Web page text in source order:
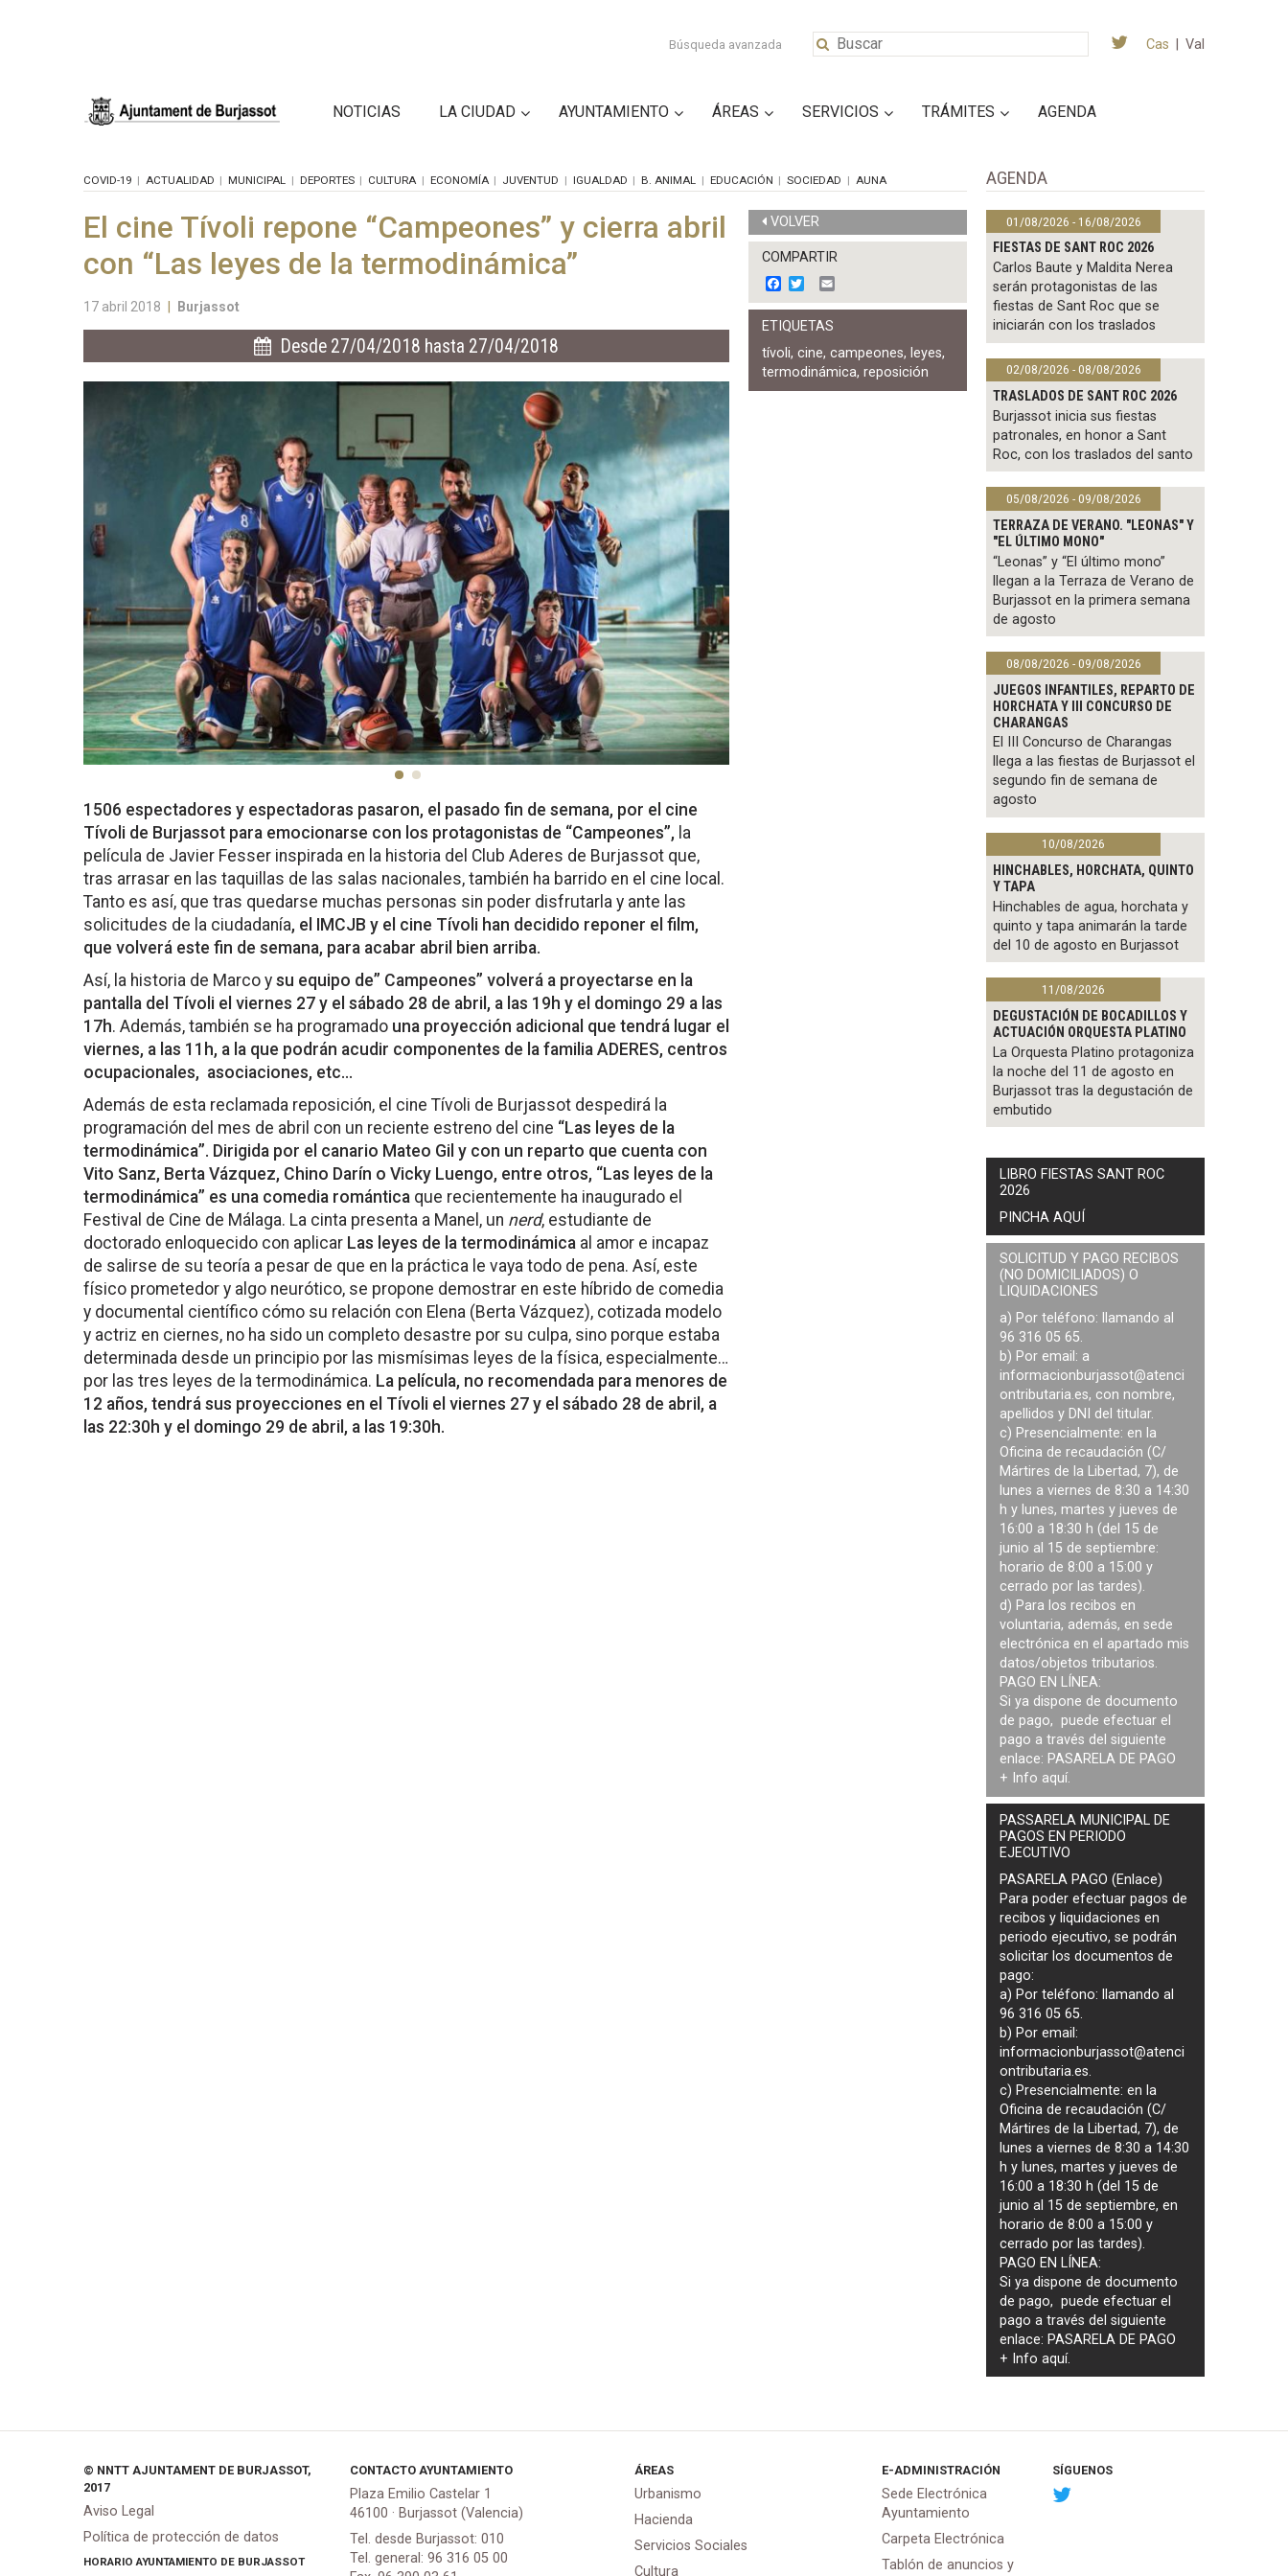
Búsqueda avanzada Cas Val
NOTICIAS LA CIUDAD AYUNTAMIENTO ÁREAS SERVICIOS TRÁMITES AGENDA
COVID-19 ACTUALIDAD MUNICIPAL DEPORTES CULTURA ECONOMÍA JUVENTUD IGUALDAD B. ANIMAL EDUCACIÓN SOCIEDAD AUNA
El cine Tívoli repone “Campeones” y cierra abril
con “Las leyes de la termodinámica”
17 abril 2018 Burjassot
Desde 27/04/2018 hasta 27/04/2018
1506 espectadores y espectadoras pasaron, el pasado fin de semana, por el cine
Tívoli de Burjassot para emocionarse con los protagonistas de “Campeones”, la
película de Javier Fesser inspirada en la historia del Club Aderes de Burjassot que,
tras arrasar en las taquillas de las salas nacionales, también ha barrido en el cine local.
Tanto es así, que tras quedarse muchas personas sin poder disfrutarla y ante las
solicitudes de la ciudadanía, el IMCJB y el cine Tívoli han decidido reponer el film,
que volverá este fin de semana, para acabar abril bien arriba.
Así, la historia de Marco y su equipo de” Campeones” volverá a proyectarse en la
pantalla del Tívoli el viernes 27 y el sábado 28 de abril, a las 19h y el domingo 29 a las
17h. Además, también se ha programado una proyección adicional que tendrá lugar el
viernes, a las 11h, a la que podrán acudir componentes de la familia ADERES, centros
ocupacionales, asociaciones, etc…
Además de esta reclamada reposición, el cine Tívoli de Burjassot despedirá la
programación del mes de abril con un reciente estreno del cine “Las leyes de la
termodinámica”. Dirigida por el canario Mateo Gil y con un reparto que cuenta con
Vito Sanz, Berta Vázquez, Chino Darín o Vicky Luengo, entre otros, “Las leyes de la
termodinámica” es una comedia romántica que recientemente ha inaugurado el
Festival de Cine de Málaga. La cinta presenta a Manel, un nerd, estudiante de
doctorado enloquecido con aplicar Las leyes de la termodinámica al amor e incapaz
de salirse de su teoría a pesar de que en la práctica le vaya todo de pena. Así, este
físico prometedor y algo neurótico, se propone demostrar en este híbrido de comedia
y documental científico cómo su relación con Elena (Berta Vázquez), cotizada modelo
y actriz en ciernes, no ha sido un completo desastre por su culpa, sino porque estaba
determinada desde un principio por las mismísimas leyes de la física, especialmente…
por las tres leyes de la termodinámica. La película, no recomendada para menores de
12 años, tendrá sus proyecciones en el Tívoli el viernes 27 y el sábado 28 de abril, a
las 22:30h y el domingo 29 de abril, a las 19:30h.
VOLVER
COMPARTIR
F
a
c
e
b
o
o
k
w
i
t
t
e
r
m
a
ETIQUETAS
tívoli,cine,campeones, leyes,
termodinámica,reposición
AGENDA
01/08/2026 - 16/08/2026
FIESTAS DE SANT ROC 2026
Carlos Baute y Maldita Nerea
serán protagonistas de las
fiestas de Sant Roc que se
iniciarán con los traslados
02/08/2026 - 08/08/2026
TRASLADOS DE SANT ROC 2026
Burjassot inicia sus fiestas
patronales, en honor a Sant
Roc, con los traslados del santo
05/08/2026 - 09/08/2026
TERRAZA DE VERANO. "LEONAS" Y
"EL ÚLTIMO MONO"
“Leonas” y “El último mono”
llegan a la Terraza de Verano de
Burjassot en la primera semana
de agosto
08/08/2026 - 09/08/2026
JUEGOS INFANTILES, REPARTO DE
HORCHATA Y III CONCURSO DE
CHARANGAS
El III Concurso de Charangas
llega a las fiestas de Burjassot el
segundo fin de semana de
agosto
10/08/2026
HINCHABLES, HORCHATA, QUINTO
Y TAPA
Hinchables de agua, horchata y
quinto y tapa animarán la tarde
del 10 de agosto en Burjassot
11/08/2026
DEGUSTACIÓN DE BOCADILLOS Y
ACTUACIÓN ORQUESTA PLATINO
La Orquesta Platino protagoniza
la noche del 11 de agosto en
Burjassot tras la degustación de
embutido
LIBRO FIESTAS SANT ROC
2026
PINCHA AQUÍ
SOLICITUD Y PAGO RECIBOS
(NO DOMICILIADOS) O
LIQUIDACIONES
a) Por teléfono: llamando al
96 316 05 65.
b) Por email: a
informacionburjassot@atenci
ontributaria.es, con nombre,
apellidos y DNI del titular.
c) Presencialmente: en la
Oficina de recaudación (C/
Mártires de la Libertad, 7), de
lunes a viernes de 8:30 a 14:30
h y lunes, martes y jueves de
16:00 a 18:30 h (del 15 de
junio al 15 de septiembre:
horario de 8:00 a 15:00 y
cerrado por las tardes).
d) Para los recibos en
voluntaria, además, en sede
electrónica en el apartado mis
datos/objetos tributarios.
PAGO EN LÍNEA:
Si ya dispone de documento
de pago, puede efectuar el
pago a través del siguiente
enlace: PASARELA DE PAGO
+ Info aquí.
PASSARELA MUNICIPAL DE
PAGOS EN PERIODO
EJECUTIVO
PASARELA PAGO (Enlace)
Para poder efectuar pagos de
recibos y liquidaciones en
periodo ejecutivo, se podrán
solicitar los documentos de
pago:
a) Por teléfono: llamando al
96 316 05 65.
b) Por email:
informacionburjassot@atenci
ontributaria.es.
c) Presencialmente: en la
Oficina de recaudación (C/
Mártires de la Libertad, 7), de
lunes a viernes de 8:30 a 14:30
h y lunes, martes y jueves de
16:00 a 18:30 h (del 15 de
junio al 15 de septiembre, en
horario de 8:00 a 15:00 y
cerrado por las tardes).
PAGO EN LÍNEA:
Si ya dispone de documento
de pago, puede efectuar el
pago a través del siguiente
enlace: PASARELA DE PAGO
+ Infoaquí.
© NNTT AJUNTAMENT DE BURJASSOT,
2017
Aviso Legal
Política de protección de datos
HORARIO AYUNTAMIENTO DE BURJASSOT
CONTACTO AYUNTAMIENTO
Plaza Emilio Castelar 1
46100 · Burjassot (Valencia)
Tel. desde Burjassot: 010
Tel. general: 96 316 05 00
ÁREAS
Urbanismo
Hacienda
Servicios Sociales
Cultura
E-ADMINISTRACIÓN
Sede Electrónica
Ayuntamiento
Carpeta Electrónica
Tablón de anuncios y
SÍGUENOS